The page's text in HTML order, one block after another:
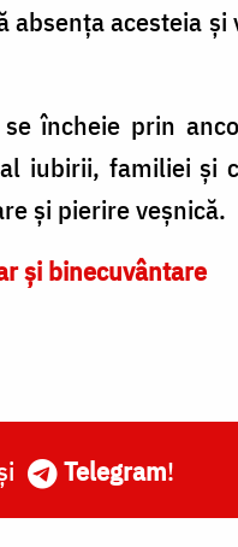
acesteia și
încheie prin
iubirii, familiei și
și pierire veșnică.
și binecuvântare
Telegram!